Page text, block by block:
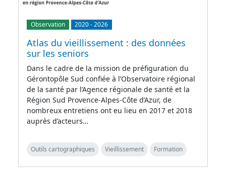
Observation 2020-2026
Atlas du vieillissement : des données
sur les seniors
Dans le cadre de la mission de préfiguration du
Gérontopôle Sud confiée à l’Observatoire régional
de la santé par l’Agence régionale de santé et la
Région Sud Provence-Alpes-Côte d’Azur, de
nombreux entretiens ont eu lieu en 2017 et 2018
auprès d’acteurs…
Outils cartographiques Vieillissement Formation